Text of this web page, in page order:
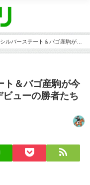
ルバーステート＆バゴ産駒が今
年7月15日)
ト＆バゴ産駒が今
ューの勝者たち